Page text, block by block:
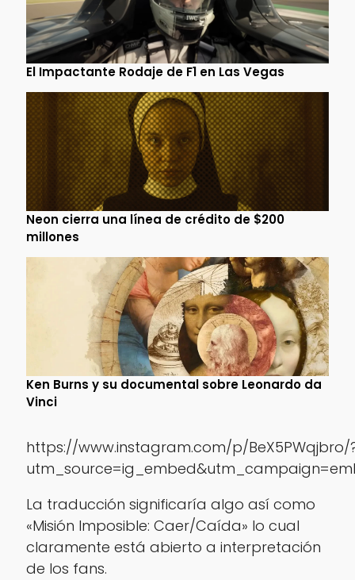
El Impactante Rodaje de F1 en Las Vegas
Neon cierra una línea de crédito de $200
millones
Ken Burns y su documental sobre Leonardo da
Vinci
https://www.instagram.com/p/BeX5PWqjbro/
La traducción significaría algo así como
«Misión Imposible: Caer/Caída» lo cual
claramente está abierto a interpretación
de los fans.